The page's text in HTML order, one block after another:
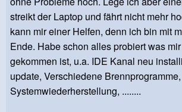
streikt der Laptop und fährt nicht mehr
kann mir einer Helfen, denn ich bin mit
Ende. Habe schon alles probiert was
gekommen ist, u.a. IDE Kanal neu
update, Verschiedene Brennprogramme,
Systemwiederherstellung, ........